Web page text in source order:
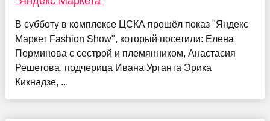
В субботу в комплексе ЦСКА прошёл показ "Яндекс
Маркет Fashion Show", который посетили: Елена
Перминова с сестрой и племянником, Анастасия
Решетова, подчерица Ивана Урганта Эрика
Кикнадзе, ...